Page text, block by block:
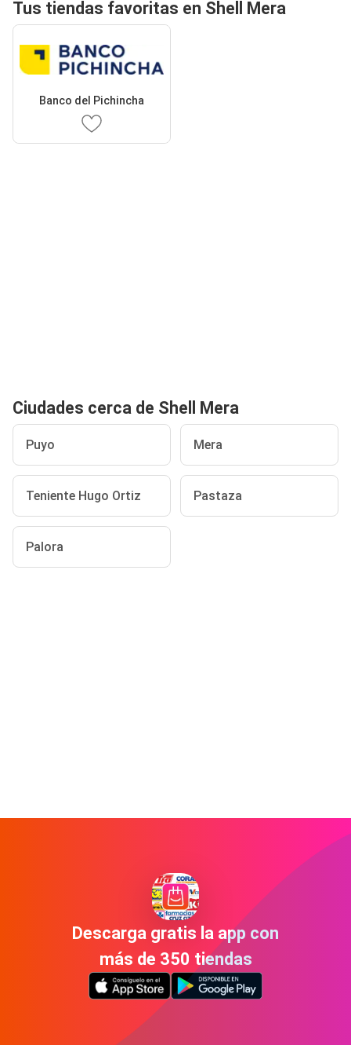
Tus tiendas favoritas en Shell Mera
Banco del Pichincha
Ciudades cerca de Shell Mera
Puyo Mera
Teniente Hugo Ortiz Pastaza
Palora
Descarga gratis la app con
más de 350 tiendas